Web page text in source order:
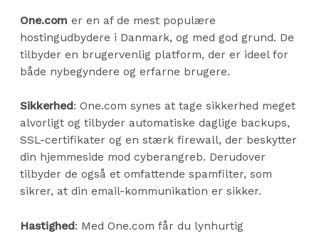
One.com er en af de mest populære
hostingudbydere i Danmark, og med god grund. De
tilbyder en brugervenlig platform, der er ideel for
både nybegyndere og erfarne brugere.
Sikkerhed: One.com synes at tage sikkerhed meget
alvorligt og tilbyder automatiske daglige backups,
SSL-certifikater og en stærk firewall, der beskytter
din hjemmeside mod cyberangreb. Derudover
tilbyder de også et omfattende spamfilter, som
sikrer, at din email-kommunikation er sikker.
Hastighed: Med One.com får du lynhurtig